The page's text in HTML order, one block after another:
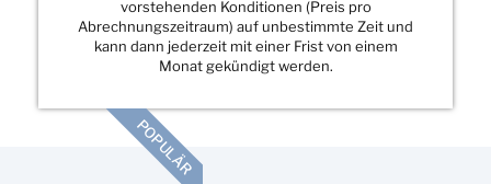
vorstehenden Konditionen (Preis pro
Abrechnungszeitraum) auf unbestimmte Zeit und
kann dann jederzeit mit einer Frist von einem
Monat gekündigt werden.
POPULÄR